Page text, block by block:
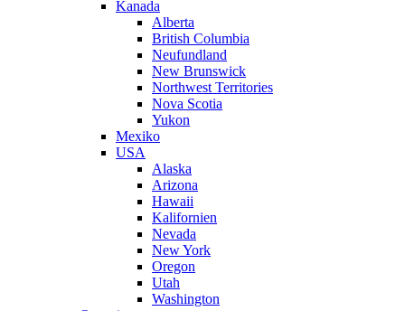
Kanada
Alberta
British Columbia
Neufundland
New Brunswick
Northwest Territories
Nova Scotia
Yukon
Mexiko
USA
Alaska
Arizona
Hawaii
Kalifornien
Nevada
New York
Oregon
Utah
Washington